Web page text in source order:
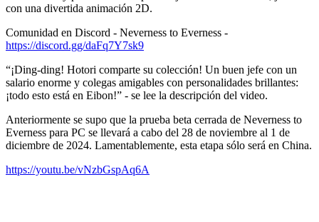
con una divertida animación 2D.
Comunidad en Discord - Neverness to Everness -
https://discord.gg/daFq7Y7sk9
“¡Ding-ding! Hotori comparte su colección! Un buen jefe con un
salario enorme y colegas amigables con personalidades brillantes:
¡todo esto está en Eibon!” - se lee la descripción del video.
Anteriormente se supo que la prueba beta cerrada de Neverness to
Everness para PC se llevará a cabo del 28 de noviembre al 1 de
diciembre de 2024. Lamentablemente, esta etapa sólo será en China.
https://youtu.be/vNzbGspAq6A